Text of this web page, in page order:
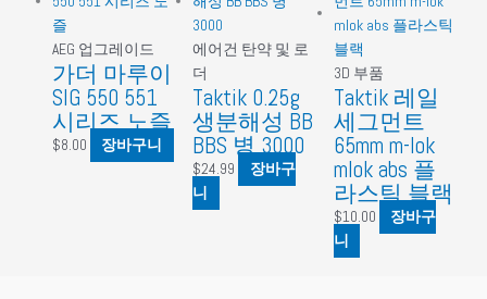
AEG 업그레이드
가더 마루이
SIG 550 551
시리즈 노즐
$8.00 장바구니
에어건 탄약 및 로
더
Taktik 0.25g
생분해성 BB
BBS 병 3000
$24.99
장바구
니
3D 부품
Taktik 레일
세그먼트
65mm m-lok
mlok abs 플
라스틱 블랙
$10.00
장바구
니